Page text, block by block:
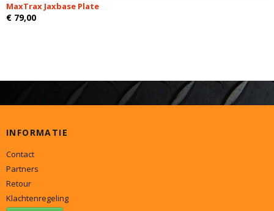
MaxTrax Jaxbase Plate
€ 79,00
INFORMATIE
Contact
Partners
Retour
Klachtenregeling